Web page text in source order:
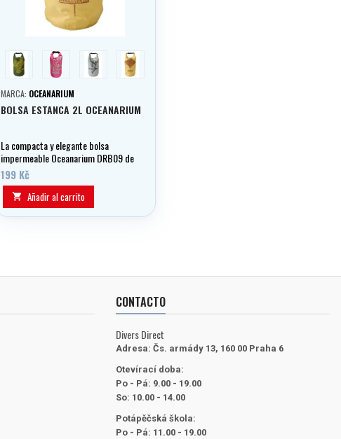
zelená růžová šedá béžová
MARCA: OCEANARIUM
BOLSA ESTANCA 2L OCEANARIUM
La compacta y elegante bolsa
impermeable Oceanarium DRB09 de
2 litros con motivos de animales
marinos es ideal para proteger los
pequenos objetos de valor durante
las actividades acuáticas. Fabricada
en ligero nailon 70D con costuras
199 Kč
 Añadir al carrito
CONTACTO
Divers Direct
Adresa: Čs. armády 13, 160 00 Praha 6
Otevírací doba:
Po - Pá: 9.00 - 19.00
So: 10.00 - 14.00
Potápěčská škola:
Po - Pá: 11.00 - 19.00